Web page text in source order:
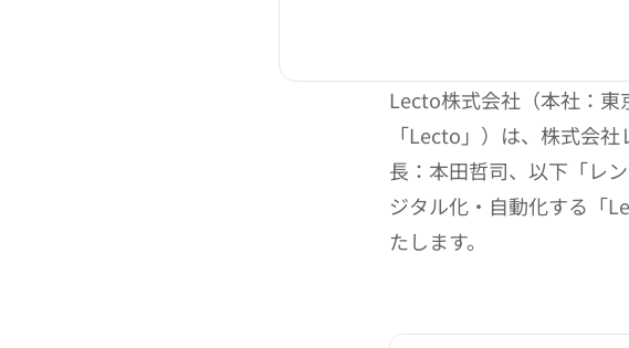
Lecto株式会社（本社：東
「Lecto」）は、株式会
長：本田哲司、以下「レ
ジタル化・自動化する「
たします。